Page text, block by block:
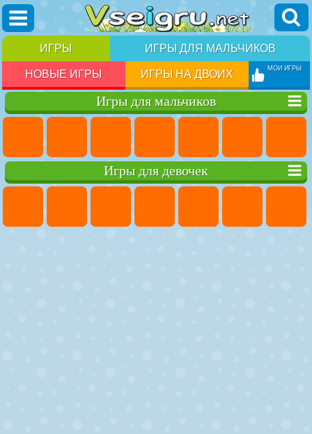
ИГРЫ ИГРЫ ДЛЯ МАЛЬЧИКОВ
НОВЫЕ ИГРЫ ИГРЫ НА ДВОИХ МОИ ИГРЫ
Игры для мальчиков
Игры для девочек